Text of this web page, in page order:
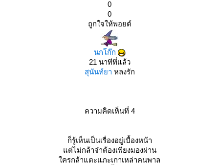
0
0
ถูกใจให้พอยต์
นกโก๊ก
21 นาทีที่แล้ว
สุนันท์ยา หลงรัก
ความคิดเห็นที่ 4
ก็รู้เห็นเป็นเรื่องอยู่เบื้องหน้า
ต่ไม่กล้าจำต้องเพียงมองผ่าน
ครกล้าแตะแภะเกาเหล่าคนพาล